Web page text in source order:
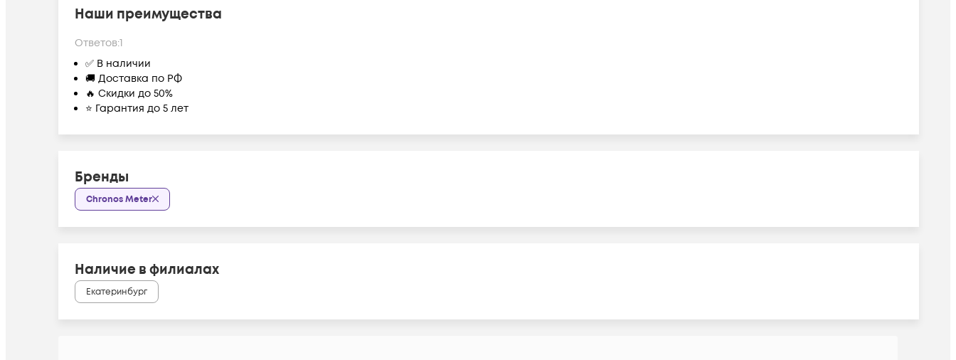
Наши преимущества
Ответов:1
✅ В наличии
🚚 Доставка по РФ
🔥 Скидки до 50%
⭐ Гарантия до 5 лет
Бренды
Chronos Meter
Наличие в филиалах
Екатеринбург